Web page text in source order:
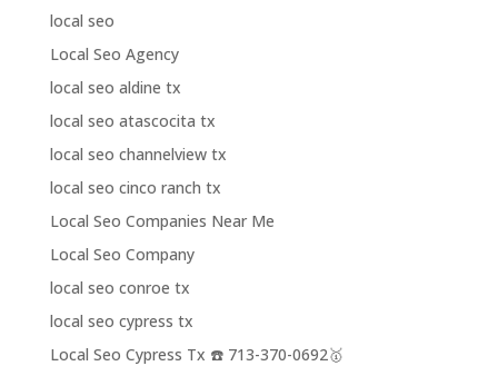
local seo
Local Seo Agency
local seo aldine tx
local seo atascocita tx
local seo channelview tx
local seo cinco ranch tx
Local Seo Companies Near Me
Local Seo Company
local seo conroe tx
local seo cypress tx
Local Seo Cypress Tx ☎️ 713-370-0692🥇